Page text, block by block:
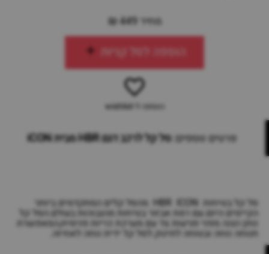
מחיר 449 ₪
הוספה לסל קניות
הוספה ל-wishlist
פרטים נוספים:סל קל לרכב דגם HBR מבית iCON
סל קל בטיחות HBR ICON מהסל קלים המתקדמים ביותר
הקיימים היום.עם רמת אבזור בטיחות מהגבוהות בעולם.הסל קל
נותן הגנה מפני פגיעות צד עם מערכת כריות פנימית,המאפשרת
תנוחה נוחה ובטוחה לתינוק.לסל קל ידית נוחה לאחיזה.